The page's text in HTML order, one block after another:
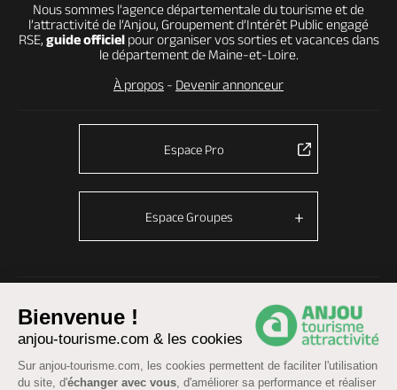
Bienvenue !
anjou-tourisme.com & les cookies
Sur anjou-tourisme.com, les cookies permettent de faciliter l'utilisation
du site, d'échanger avec vous, d'améliorer sa performance et réaliser
Nous sommes l’agence départementale du tourisme et de
l’attractivité de l’Anjou, Groupement d’Intérêt Public engagé
RSE, guide officielpour organiser vos sorties et vacances dans
le département de Maine-et-Loire.
À propos - Devenir annonceur
Espace Pro
Espace Groupes
Mentions légales Données personnelles-Cookies
Accessibilité : partiellement conforme